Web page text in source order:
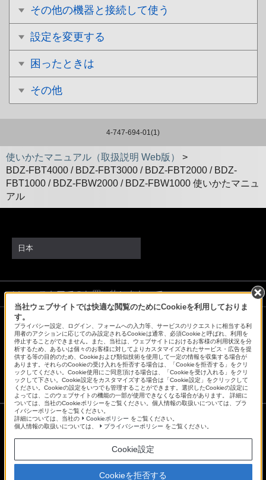
その他の機器と接続して使う
設定を変更する
困ったときは
その他
4-747-694-01(1)
使いかたマニュアル（取扱説明 Web版）
>
BDZ-FBT4000 / BDZ-FBT3000 / BDZ-FBT2000 / BDZ-
FBT1000 / BDZ-FBW2000 / BDZ-FBW1000 使いかたマニュ
アル
当社ウェブサイトでは快適な閲覧のためにCookieを利用しておりま
す。
プライバシー設定、ログイン、フォームへの入力等、サービスのリクエストに相当する利
用者のアクションに応じてのみ設定されるCookieは通常、必須Cookieと呼ばれ、利用を
停止することができません。また、当社は、ウェブサイトにおけるお客様の利用状況を分
析するため、あるいは個々のお客様に対してよりカスタマイズされたサービス・広告を提
供する等の目的のため、Cookieおよび類似技術を使用して一定の情報を収集する場合が
あります。それらのCookieの受け入れを拒否する場合は、「Cookieを拒否する」をクリ
ックしてください。Cookie使用にご同意頂ける場合は、「Cookieを受け入れる」をクリ
ックして下さい。Cookie設定をカスタマイズする場合は「Cookie設定」をクリックして
ください。Cookieの設定をいつでも管理することができます。選択したCookieの設定に
よっては、このウェブサイトの機能の一部が使用できなくなる場合があります。 詳細に
ついては、当社のCookieポリシーをご覧ください。個人情報の取扱いについては、プラ
イバシーポリシーをご覧ください。
詳細については、当社の
Cookieポリシー をご覧ください。
個人情報の取扱いについては、
プライバシーポリシー をご覧ください。
Cookie設定
Cookieを拒否する
日本
ソニーストアでのお買い物にあたって
会社情報 採用情報 特約店のご案内
ニュースリリース
環境情報
My Sony 利用規約
プライバシーポリシー
Copyright 2026 Sony Marketing Inc.